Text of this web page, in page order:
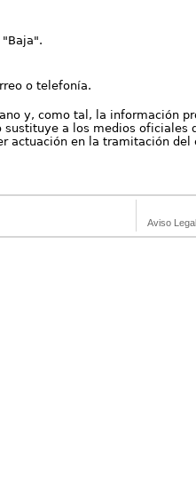
o telefonía.
y, como tal, la información
a los medios oficiales
actuación en la tramitación del
Aviso Legal